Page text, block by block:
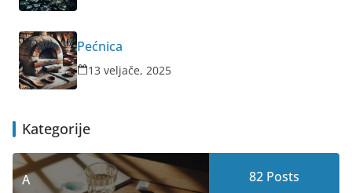
Pećnica
13 veljače, 2025
Kategorije
A 82Posts